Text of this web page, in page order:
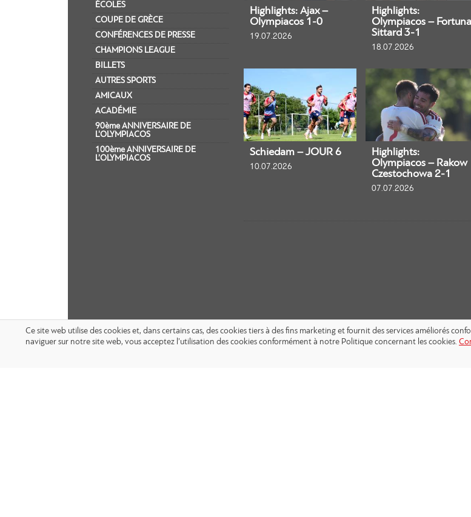
ÉCOLES
COUPE DE GRÈCE
CONFÉRENCES DE PRESSE
CHAMPIONS LEAGUE
BILLETS
AUTRES SPORTS
AMICAUX
ACADÉMIE
90ème ANNIVERSAIRE DE
L'OLYMPIACOS
100ème ANNIVERSAIRE DE
L’OLYMPIACOS
Highlights: Ajax –
Olympiacos 1-0
19.07.2026
Highlights:
Olympiacos – Fortuna
Sittard 3-1
18.07.2026
Schiedam – JOUR 6
10.07.2026
Highlights:
Olympiacos – Rakow
Czestochowa 2-1
07.07.2026
Ce site web utilise des cookies et, dans certains cas, des cookies tiers à des fins marketing et fournit des services améliorés
naviguer sur notre site web, vous acceptez l’utilisation des cookies conformément à notre Politique concernant les cookies.